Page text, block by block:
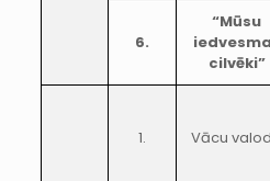
6.
“Mūsu
cilvēki”
1. Vācu